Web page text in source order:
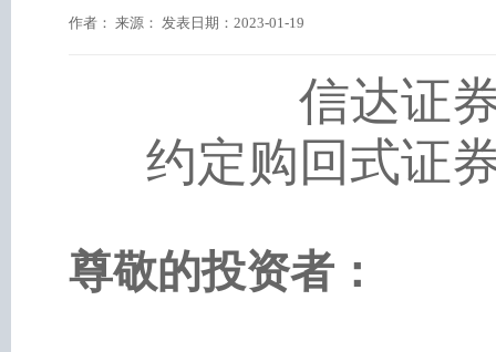
作者： 来源： 发表日期：2023-01-19
信达证
约定购回式证
尊敬的投资者：